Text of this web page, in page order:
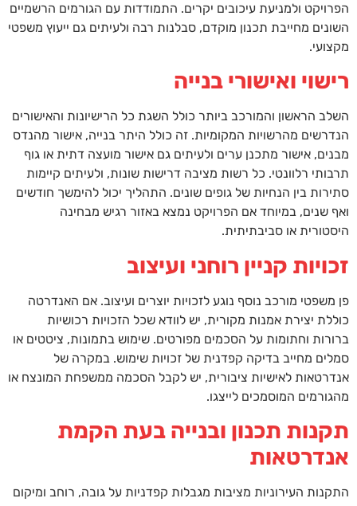
הפרויקט ולמניעת עיכובים יקרים. התמודדות עם הגורמים הרשמיים
השונים מחייבת תכנון מוקדם, סבלנות רבה ולעיתים גם ייעוץ משפטי
מקצועי.
רישוי ואישורי בנייה
השלב הראשון והמורכב ביותר כולל השגת כל הרישיונות והאישורים
הנדרשים מהרשויות המקומיות. זה כולל היתר בנייה, אישור מהנדס
מבנים, אישור מתכנן ערים ולעיתים גם אישור מועצה דתית או גוף
תרבותי רלוונטי. כל רשות מציבה דרישות שונות, ולעיתים קיימות
סתירות בין הנחיות של גופים שונים. התהליך יכול להימשך חודשים
ואף שנים, במיוחד אם הפרויקט נמצא באזור רגיש מבחינה
היסטורית או סביבתיתית.
זכויות קניין רוחני ועיצוב
פן משפטי מורכב נוסף נוגע לזכויות יוצרים ועיצוב. אם האנדרטה
כוללת יצירת אמנות מקורית, יש לוודא שכל הזכויות רכושיות
ברורות וחתומות על הסכמים מפורטים. שימוש בתמונות, ציטטים או
סמלים מחייב בדיקה קפדנית של זכויות שימוש. במקרה של
אנדרטאות לאישיות ציבורית, יש לקבל הסכמה ממשפחת המונצח או
מהגורמים המוסמכים לייצגו.
תקנות תכנון ובנייה בעת הקמת
אנדרטאות
התקנות העירוניות מציבות מגבלות קפדניות על גובה, רוחב ומיקום